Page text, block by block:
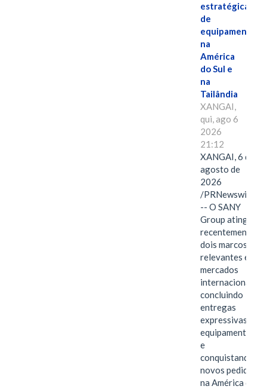
estratégicas
de
equipamentos
na
América
do Sul e
na
Tailândia
XANGAI,
qui, ago 6
2026
21:12
XANGAI, 6 de
agosto de
2026
/PRNewswire/
-- O SANY
Group atingiu
recentemente
dois marcos
relevantes em
mercados
internacionais,
concluindo
entregas
expressivas de
equipamentos
e
conquistando
novos pedidos
na América do